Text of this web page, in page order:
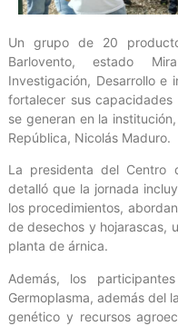
Un grupo de 20
Barlovento, estado
Investigación, Desarrollo e
fortalecer sus
se generan en la
República, Nicolás Maduro.
La presidenta del Centro
detalló que la jornada
los procedimientos,
de desechos y hojarascas,
planta de árnica.
Además, los
Germoplasma, además del
genético y recursos